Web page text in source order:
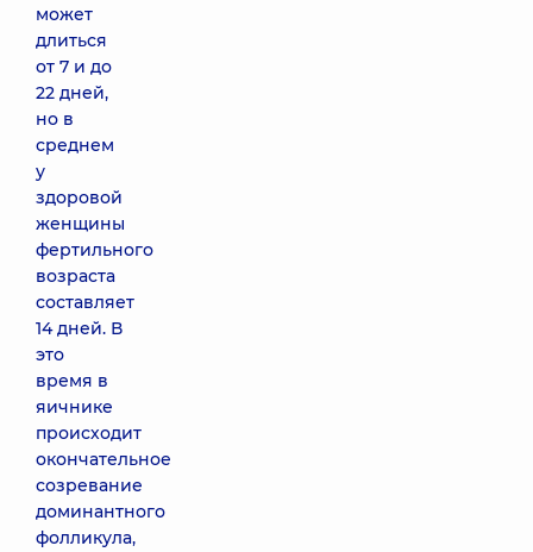
может
длиться
от 7 и до
22 дней,
но в
среднем
у
здоровой
женщины
фертильного
возраста
составляет
14 дней. В
это
время в
яичнике
происходит
окончательное
созревание
доминантного
фолликула,